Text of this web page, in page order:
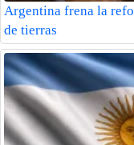
Argentina frena la
de tierras